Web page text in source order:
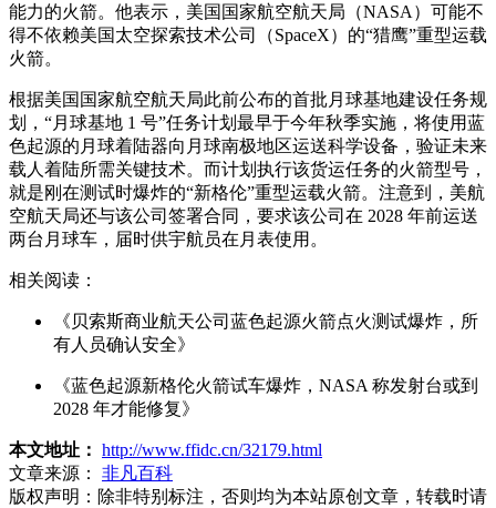
能力的火箭。他表示，美国国家航空航天局（NASA）可能不
得不依赖美国太空探索技术公司（SpaceX）的“猎鹰”重型运载
火箭。
根据美国国家航空航天局此前公布的首批月球基地建设任务规
划，“月球基地 1 号”任务计划最早于今年秋季实施，将使用蓝
色起源的月球着陆器向月球南极地区运送科学设备，验证未来
载人着陆所需关键技术。而计划执行该货运任务的火箭型号，
就是刚在测试时爆炸的“新格伦”重型运载火箭。注意到，美航
空航天局还与该公司签署合同，要求该公司在 2028 年前运送
两台月球车，届时供宇航员在月表使用。
相关阅读：
《贝索斯商业航天公司蓝色起源火箭点火测试爆炸，所
有人员确认安全》
《蓝色起源新格伦火箭试车爆炸，NASA 称发射台或到
2028 年才能修复》
本文地址： http://www.ffidc.cn/32179.html
文章来源：
非凡百科
版权声明： 除非特别标注，否则均为本站原创文章，转载时请